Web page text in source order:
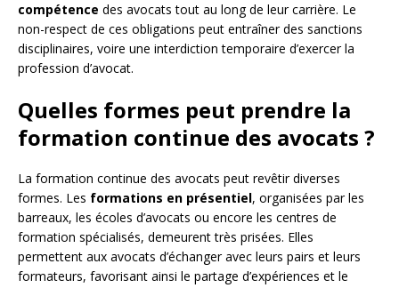
compétence des avocats tout au long de leur carrière. Le
non-respect de ces obligations peut entraîner des sanctions
disciplinaires, voire une interdiction temporaire d’exercer la
profession d’avocat.
Quelles formes peut prendre la
formation continue des avocats ?
La formation continue des avocats peut revêtir diverses
formes. Les formations en présentiel, organisées par les
barreaux, les écoles d’avocats ou encore les centres de
formation spécialisés, demeurent très prisées. Elles
permettent aux avocats d’échanger avec leurs pairs et leurs
formateurs, favorisant ainsi le partage d’expériences et le